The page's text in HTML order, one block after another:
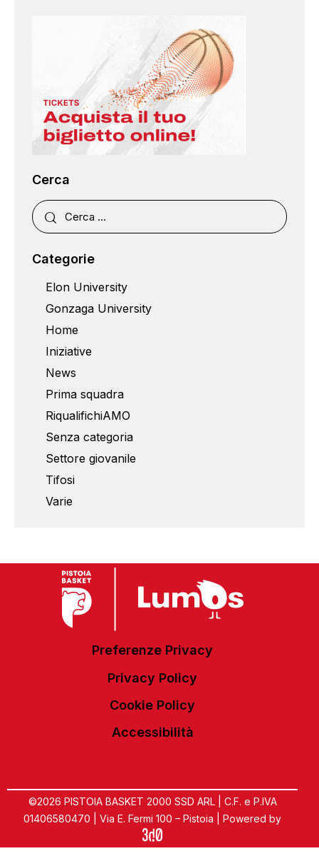
Cerca
Categorie
Elon University
Gonzaga University
Home
Iniziative
News
Prima squadra
RiqualifichiAMO
Senza categoria
Settore giovanile
Tifosi
Varie
Preferenze Privacy
Privacy Policy
Cookie Policy
Accessibilità
©2026 PISTOIA BASKET 2000 SSD ARL | C.F. e P.IVA
01406580470 | Via E. Fermi 100 – Pistoia | Powered by